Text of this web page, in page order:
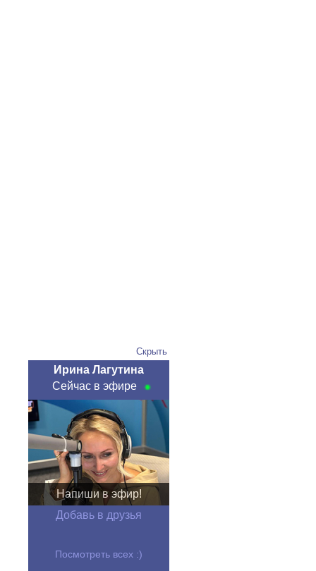
Скрыть
Ирина Лагутина
Сейчас в эфире
Напиши в эфир!
Добавь в друзья
Посмотреть всех :)